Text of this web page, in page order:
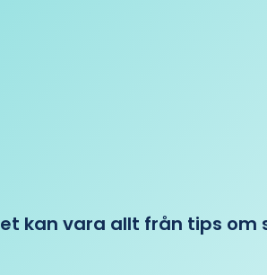
kan vara allt från tips om